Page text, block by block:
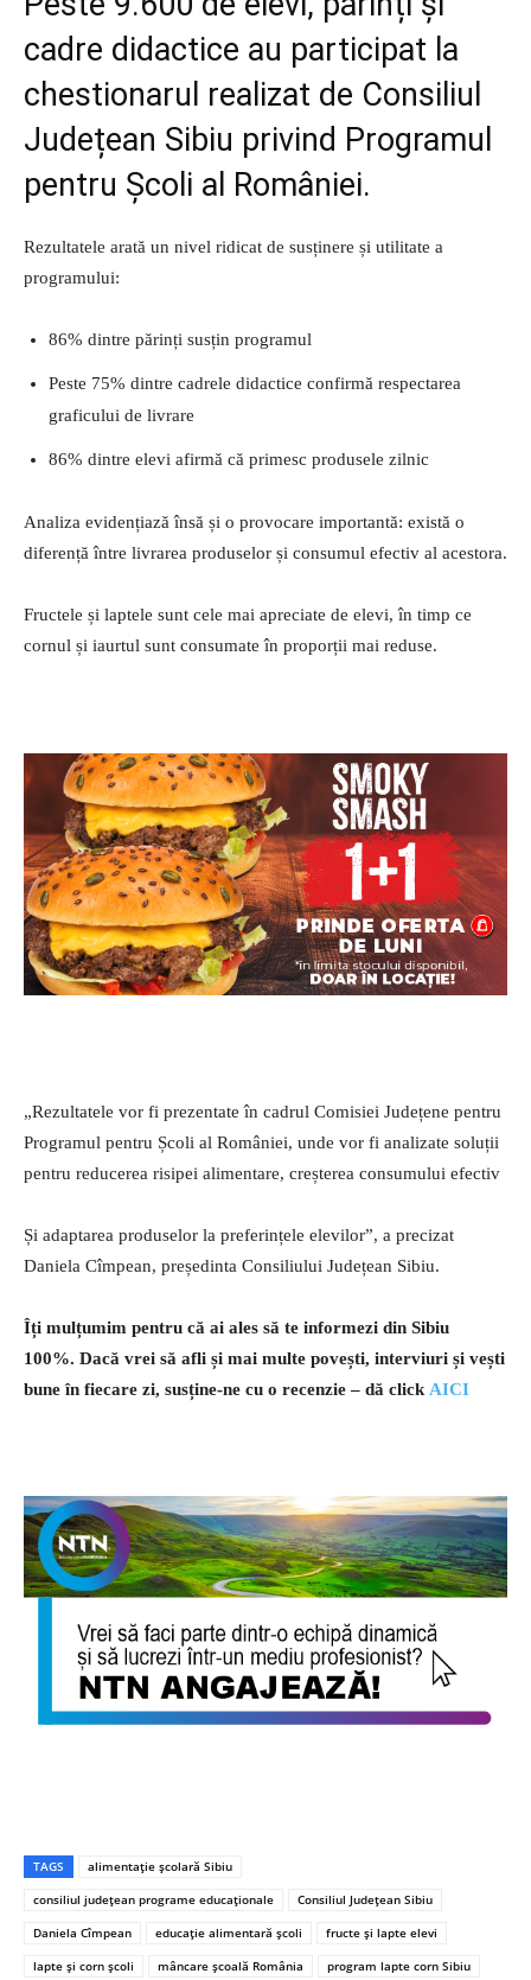
cadre didactice au participat la
chestionarul realizat de Consiliul
Județean Sibiu privind Programul
pentru Școli al României.
Rezultatele arată un nivel ridicat de susținere și utilitate a
programului:
86% dintre părinți susțin programul
Peste 75% dintre cadrele didactice confirmă respectarea
graficului de livrare
86% dintre elevi afirmă că primesc produsele zilnic
Analiza evidențiază însă și o provocare importantă: există o
diferență între livrarea produselor și consumul efectiv al acestora.
Fructele și laptele sunt cele mai apreciate de elevi, în timp ce
cornul și iaurtul sunt consumate în proporții mai reduse.
„Rezultatele vor fi prezentate în cadrul Comisiei Județene pentru
Programul pentru Școli al României, unde vor fi analizate soluții
pentru reducerea risipei alimentare, creșterea consumului efectiv
Și adaptarea produselor la preferințele elevilor”, a precizat
Daniela Cîmpean, președinta Consiliului Județean Sibiu.
Îți mulțumim pentru că ai ales să te informezi din Sibiu
100%. Dacă vrei să afli și mai multe povești, interviuri și vești
bune în fiecare zi, susține-ne cu o recenzie – dă click AICI
TAGS
alimentație școlară Sibiu
consiliul județean programe educaționale
Consiliul Județean Sibiu
Daniela Cîmpean
educație alimentară școli
fructe și lapte elevi
lapte și corn școli
mâncare școală România program lapte corn Sibiu